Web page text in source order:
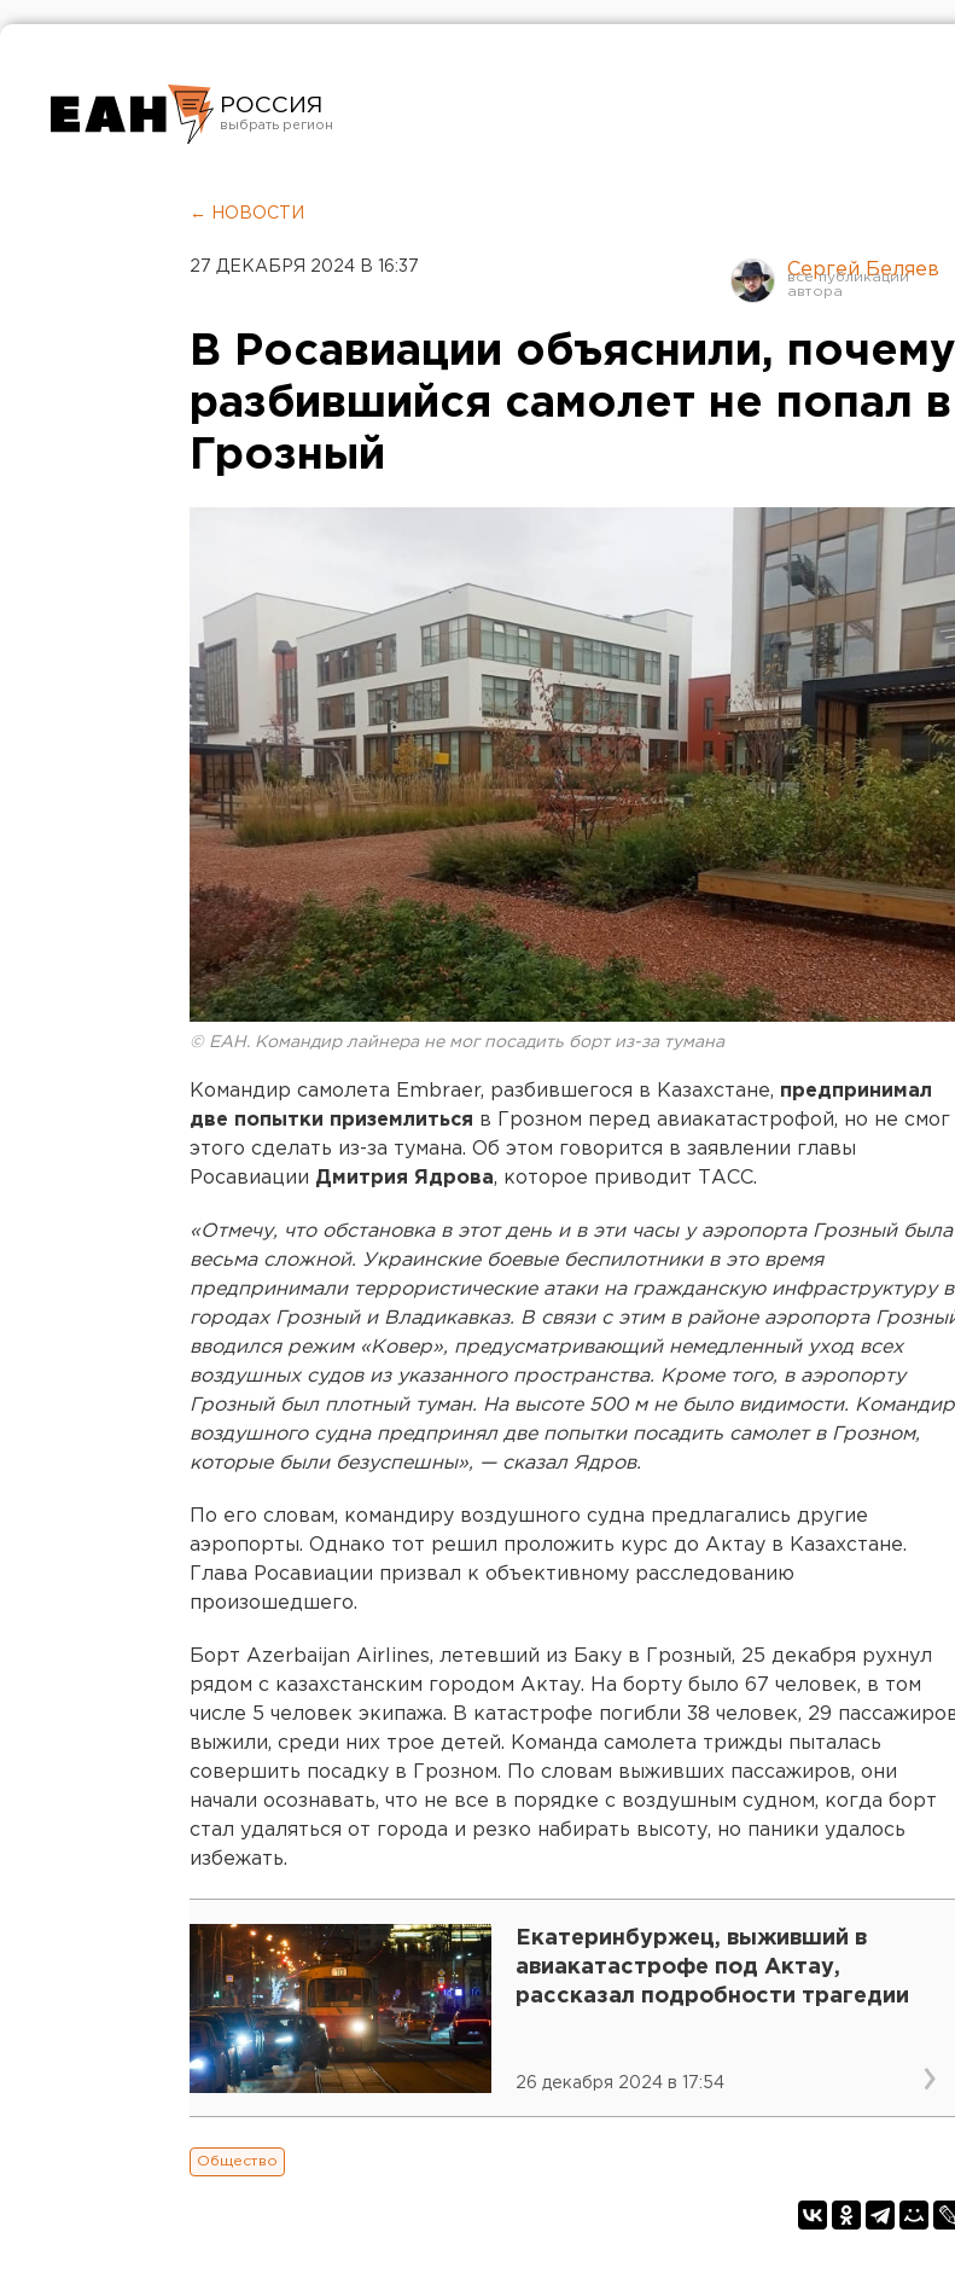
РОССИЯ
Челябинск
← НОВОСТИ
27 ДЕКАБРЯ 2024 В 16:37 Сергей Беляев
В Росавиации объяснили, почему
разбившийся самолет не попал в
Грозный
© ЕАН. Командир лайнера не мог посадить борт из-за тумана
Командир самолета Embraer, разбившегося в Казахстане, предпринимал
две попытки приземлиться в Грозном перед авиакатастрофой, но не смог
этого сделать из-за тумана. Об этом говорится в заявлении главы
Росавиации Дмитрия Ядрова, которое приводит ТАСС.
«Отмечу, что обстановка в этот день и в эти часы у аэропорта Грозный была
весьма сложной. Украинские боевые беспилотники в это время
предпринимали террористические атаки на гражданскую инфраструктуру в
городах Грозный и Владикавказ. В связи с этим в районе аэропорта
вводился режим «Ковер», предусматривающий немедленный уход всех
воздушных судов из указанного пространства. Кроме того, в аэропорту
Грозный был плотный туман. На высоте 500 м не было видимости. Командир
воздушного судна предпринял две попытки посадить самолет в Грозном,
которые были безуспешны», — сказал Ядров.
По его словам, командиру воздушного судна предлагались другие
аэропорты. Однако тот решил проложить курс до Актау в Казахстане.
Глава Росавиации призвал к объективному расследованию
произошедшего.
Борт Azerbaijan Airlines, летевший из Баку в Грозный, 25 декабря рухнул
рядом с казахстанским городом Актау. На борту было 67 человек, в том
числе 5 человек экипажа. В катастрофе погибли 38 человек, 29
выжили, среди них трое детей. Команда самолета трижды пыталась
совершить посадку в Грозном. По словам выживших пассажиров, они
начали осознавать, что не все в порядке с воздушным судном, когда борт
стал удаляться от города и резко набирать высоту, но паники удалось
избежать.
Екатеринбуржец, выживший в
авиакатастрофе под Актау,
рассказал подробности трагедии
26 декабря 2024 в 17:54
Общество